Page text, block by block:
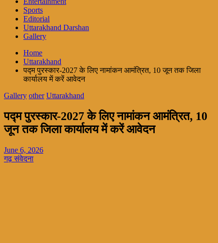
Sports
Editorial
Uttarakhand Darshan
Gallery
Home
Uttarakhand
पद्म पुरस्कार-2027 के लिए नामांकन आमंत्रित, 10 जून तक जिला
कार्यालय में करें आवेदन
Gallery other Uttarakhand
पद्म पुरस्कार-2027 के लिए नामांकन आमंत्रित, 10
जून तक जिला कार्यालय में करें आवेदन
June 6, 2026
गढ़ संवेदना